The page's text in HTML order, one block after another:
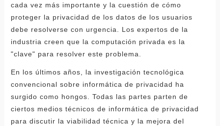
cada vez más importante y la cuestión de cómo
proteger la privacidad de los datos de los usuarios
debe resolverse con urgencia. Los expertos de la
industria creen que la computación privada es la
"clave" para resolver este problema.
En los últimos años, la investigación tecnológica
convencional sobre informática de privacidad ha
surgido como hongos. Todas las partes parten de
ciertos medios técnicos de informática de privacidad
para discutir la viabilidad técnica y la mejora del